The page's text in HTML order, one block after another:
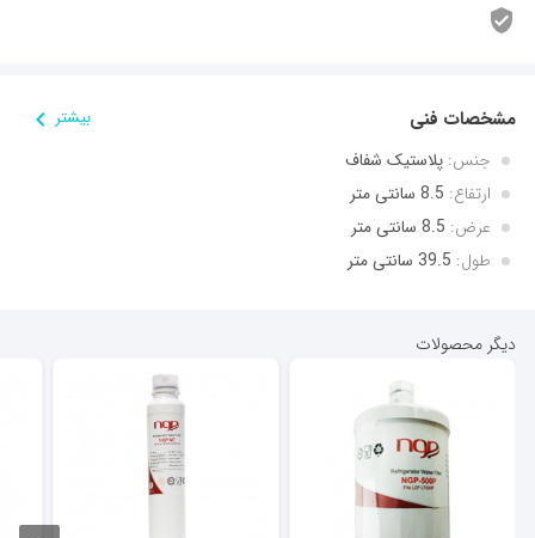
مشخصات فنی
بیشتر
جنس: پلاستیک شفاف
ارتفاع: 8.5 سانتی متر
عرض: 8.5 سانتی متر
طول: 39.5 سانتی متر
دیگر محصولات